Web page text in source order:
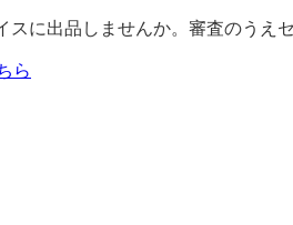
スに出品しませんか。審査のうえ
ら